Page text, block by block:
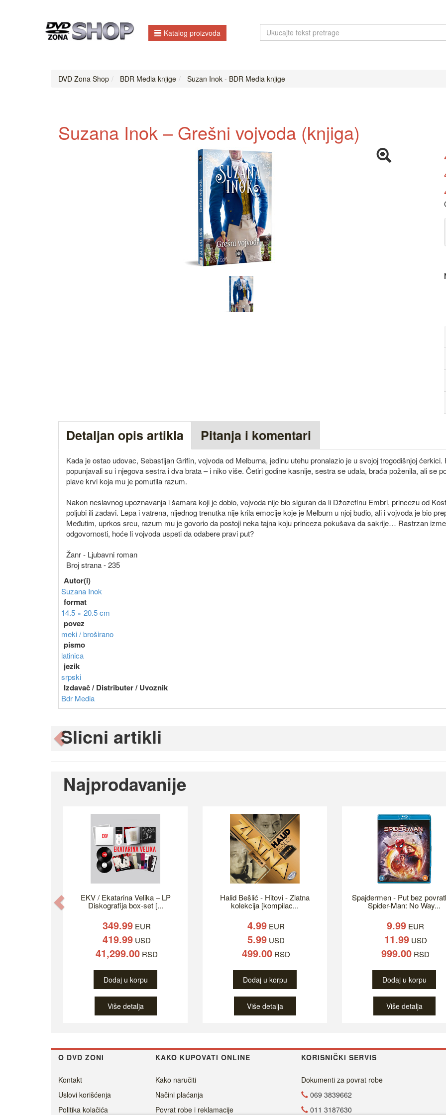
Katalog proizvoda
DVD Zona Shop BDR Media knjige Suzan Inok - BDR Media knjige
Suzana Inok – Grešni vojvoda (knjiga)
Detaljan opis artikla Pitanja i komentari
Kada je ostao udovac, Sebastijan Grifin, vojvoda od Melburna, jedinu utehu pronalazio je u svojoj trogodišnjoj ćerkici.
popunjavali su i njegova sestra i dva brata – i niko više. Četiri godine kasnije, sestra se udala, braća poženila, ali se
plave krvi koja mu je pomutila razum.
Nakon neslavnog upoznavanja i šamara koji je dobio, vojvoda nije bio siguran da li Džozefinu Embri, princezu od
poljubi ili zadavi. Lepa i vatrena, nijednog trenutka nije krila emocije koje je Melburn u njoj budio, ali i vojvoda je bio
Međutim, uprkos srcu, razum mu je govorio da postoji neka tajna koju princeza pokušava da sakrije… Rastrzan
odgovornosti, hoće li vojvoda uspeti da odabere pravi put?
Žanr - Ljubavni roman
Broj strana - 235
Autor(i)
Suzana Inok
format
14.5 × 20.5 cm
povez
meki / broširano
pismo
latinica
jezik
srpski
Izdavač / Distributer / Uvoznik
Bdr Media
Slicni artikli
Previous
Najprodavanije
EKV / Ekatarina Velika – LP
Diskografija box-set [...
349.99 EUR
419.99 USD
41,299.00 RSD
Dodaj u korpu
Više detalja
Halid Bešlić - Hitovi - Zlatna
kolekcija [kompilac...
4.99 EUR
5.99 USD
499.00 RSD
Dodaj u korpu
Više detalja
Spajdermen - Put bez
Spider-Man: No Way...
9.99 EUR
11.99USD
999.00 RSD
Dodaj u korpu
Više detalja
Previous
O DVD ZONI KAKO KUPOVATI ONLINE KORISNIČKI SERVIS
Kontakt
Uslovi korišćenja
Politika kolačića
Kako naručiti
Načini plaćanja
Povrat robe i reklamacije
Dokumenti za povrat robe
069 3839662
011 3187630